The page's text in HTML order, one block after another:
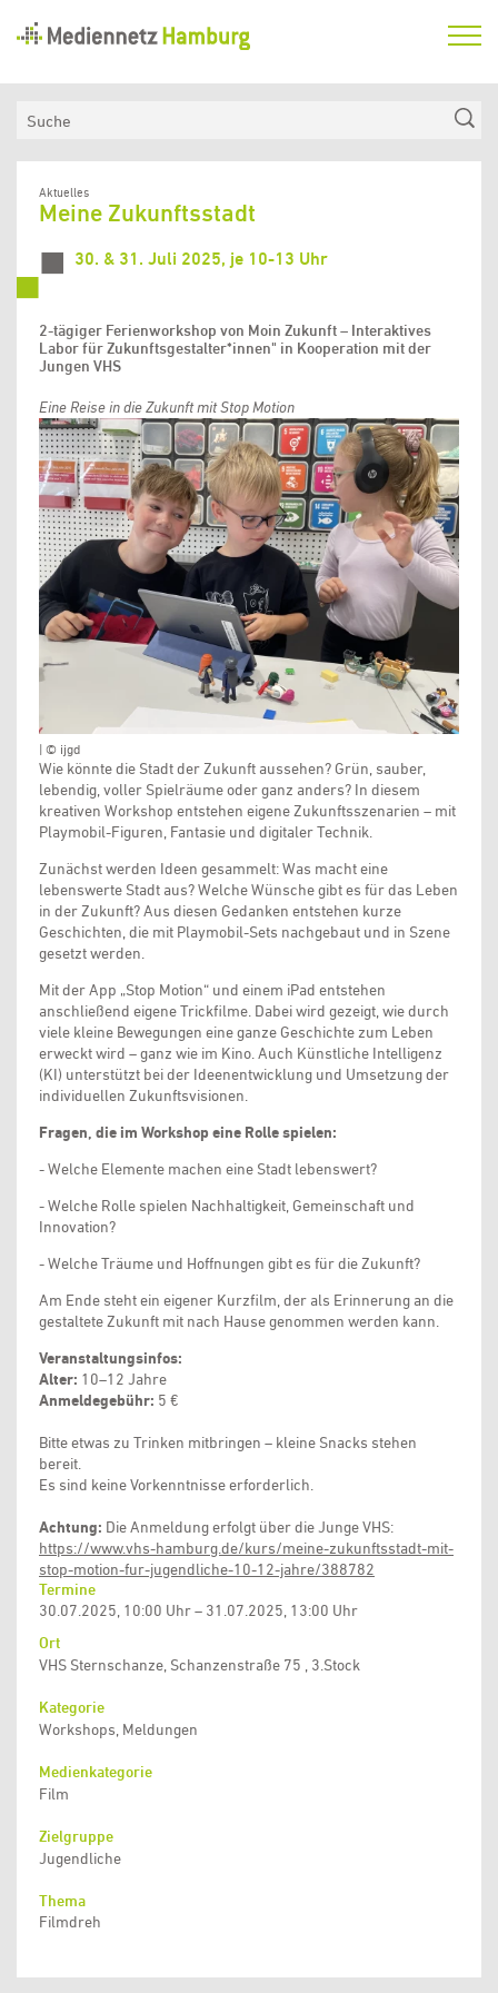
Hamburg
Aktuelles
Medienkompetenzfonds
Verein
Aktuelles
Meine Zukunftsstadt
30. & 31. Juli 2025, je 10-13 Uhr
2-tägiger Ferienworkshop von Moin Zukunft – Interaktives
Labor für Zukunftsgestalter*innen" in Kooperation mit der
Jungen VHS
Eine Reise in die Zukunft mit Stop Motion
Wie könnte die Stadt der Zukunft aussehen? Grün, sauber,
lebendig, voller Spielräume oder ganz anders? In diesem
kreativen Workshop entstehen eigene Zukunftsszenarien – mit
Playmobil-Figuren, Fantasie und digitaler Technik.
Zunächst werden Ideen gesammelt: Was macht eine
lebenswerte Stadt aus? Welche Wünsche gibt es für das Leben
in der Zukunft? Aus diesen Gedanken entstehen kurze
Geschichten, die mit Playmobil-Sets nachgebaut und in Szene
gesetzt werden.
Mit der App „Stop Motion“ und einem iPad entstehen
anschließend eigene Trickfilme. Dabei wird gezeigt, wie durch
viele kleine Bewegungen eine ganze Geschichte zum Leben
erweckt wird – ganz wie im Kino. Auch Künstliche Intelligenz
(KI) unterstützt bei der Ideenentwicklung und Umsetzung der
individuellen Zukunftsvisionen.
Fragen, die im Workshop eine Rolle spielen:
- Welche Elemente machen eine Stadt lebenswert?
- Welche Rolle spielen Nachhaltigkeit, Gemeinschaft und
Innovation?
- Welche Träume und Hoffnungen gibt es für die Zukunft?
Am Ende steht ein eigener Kurzfilm, der als Erinnerung an die
gestaltete Zukunft mit nach Hause genommen werden kann.
Veranstaltungsinfos:
Alter: 10–12 Jahre
Anmeldegebühr: 5 €
Bitte etwas zu Trinken mitbringen – kleine Snacks stehen
bereit.
Es sind keine Vorkenntnisse erforderlich.
Achtung: Die Anmeldung erfolgt über die Junge VHS:
https://www.vhs-hamburg.de/kurs/meine-zukunftsstadt-mit-
stop-motion-fur-jugendliche-10-12-jahre/388782
| © ijgd
Termine
30.07.2025, 10:00 Uhr – 31.07.2025, 13:00 Uhr
Ort
VHS Sternschanze, Schanzenstraße 75 , 3.Stock
Kategorie
Workshops, Meldungen
Medienkategorie
Film
Zielgruppe
Jugendliche
Thema
Filmdreh